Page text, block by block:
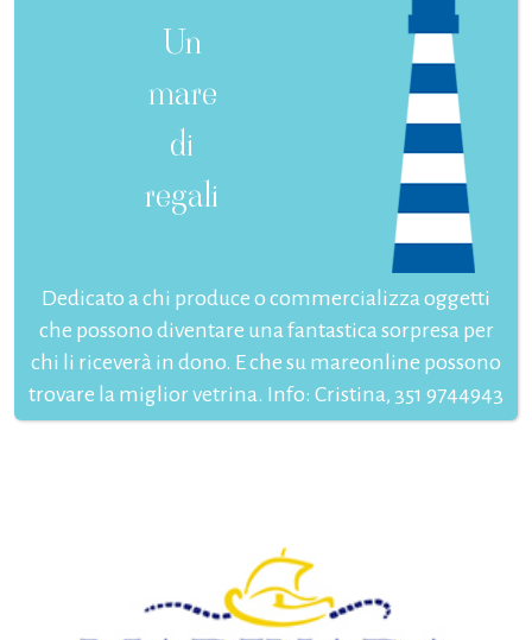
Un
mare
di
regali
Dedicato a chi produce o commercializza oggetti
che possono diventare una fantastica sorpresa per
chi li riceverà in dono. E che su mareonline possono
trovare la miglior vetrina. Info: Cristina, 351 9744943